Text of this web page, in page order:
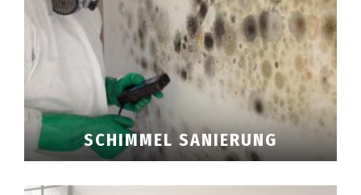
Klimagerät mieten
Luftreinigungsgerät mieten
Ventilator mieten
Sonstige Geräte mieten
Gutachtertätigkeit
Gutachter Hausschwamm
Gutachter Schimmel
Gutachter Feuchtigkeit
SCHIMMEL SANIERUNG